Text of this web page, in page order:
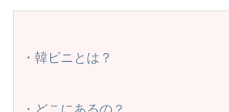
・韓ビニとは？
・どこにあるの？